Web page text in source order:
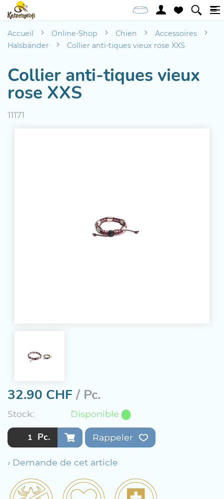
Accueil Online-Shop Chien
Accessoires
Halsbänder
Collier anti-tiques vieux rose XXS
Collier anti-tiques vieux
rose XXS
11171
32.90 CHF/ Pc.
Stock: Disponible
Pc. Rappeler
› Demande de cet article